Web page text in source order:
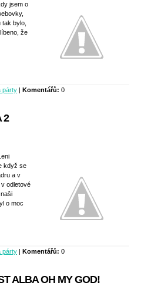
jsem o
bylo,
že
párty | Komentářů: 0
2
když se
a v
odletové
o moc
párty | Komentářů: 0
ALBA OH MY GOD!